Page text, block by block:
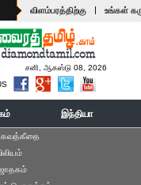
விளம்பரத்திற்கு | உங்கள்
சனி, ஆகஸ்டு 08, 2026
இந்தியா